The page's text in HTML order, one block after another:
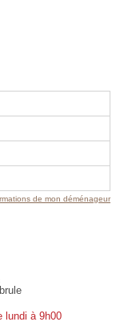
de mon déménageur
lundi à 9h00